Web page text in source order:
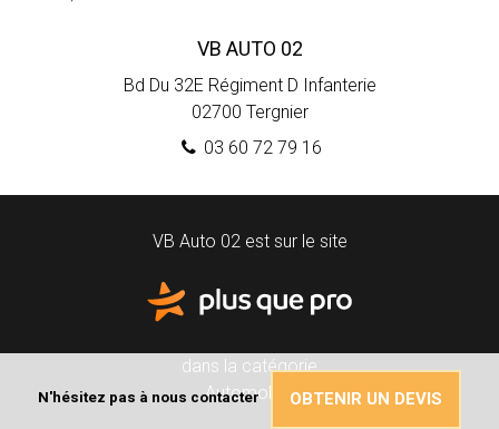
N'hésitez pas à nous contacter OBTENIR UN DEVIS
VB AUTO 02
Bd Du 32E Régiment D Infanterie
02700 Tergnier
03 60 72 79 16
VB Auto 02 est sur le site
dans la catégorie
Automobile